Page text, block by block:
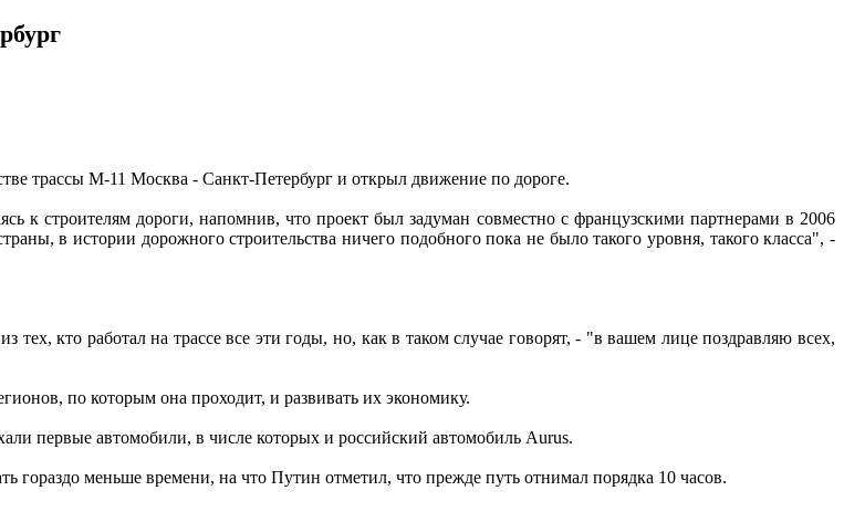
трассы М-11 Москва - Санкт-Петербург и открыл движение по дороге.
к строителям дороги, напомнив, что проект был задуман совместно с французскими партнерами в 2006
в истории дорожного строительства ничего подобного пока не было такого уровня, такого класса", -
кто работал на трассе все эти годы, но, как в таком случае говорят, - "в вашем лице поздравляю всех,
по которым она проходит, и развивать их экономику.
первые автомобили, в числе которых и российский автомобиль Aurus.
гораздо меньше времени, на что Путин отметил, что прежде путь отнимал порядка 10 часов.